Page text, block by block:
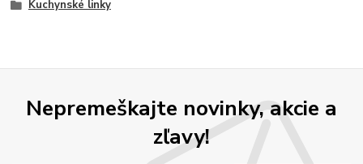
Kuchynské linky
Nepremeškajte novinky, akcie a
zľavy!